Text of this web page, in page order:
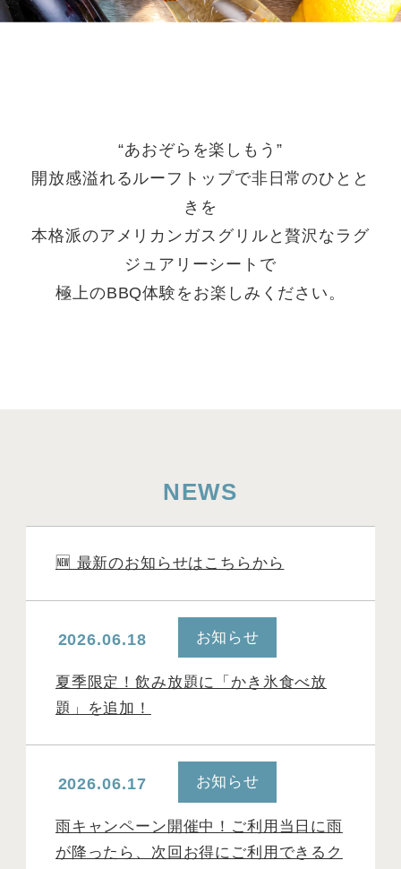
“あおぞらを楽しもう”
開放感溢れるルーフトップで非日常のひとと
きを
本格派のアメリカンガスグリルと贅沢なラグ
ジュアリーシートで
極上のBBQ体験をお楽しみください。
NEWS
🆕 最新のお知らせはこちらから
2026.06.18 お知らせ
夏季限定！飲み放題に「かき氷食べ放
題」を追加！
2026.06.17 お知らせ
雨キャンペーン開催中！ご利用当日に雨
が降ったら、次回お得にご利用できるク